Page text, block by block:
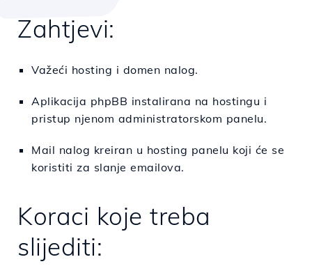
Zahtjevi:
Važeći hosting i domen nalog.
Aplikacija phpBB instalirana na hostingu i
pristup njenom administratorskom panelu.
Mail nalog kreiran u hosting panelu koji će se
koristiti za slanje emailova.
Koraci koje treba
slijediti: